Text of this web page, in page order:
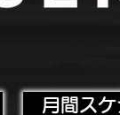
月間ス